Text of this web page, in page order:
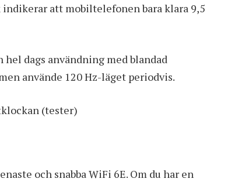
att mobiltelefonen bara klara 9,5
hel dags användning med blandad
använde 120 Hz-läget periodvis.
(tester)
och snabba WiFi 6E. Om du har en